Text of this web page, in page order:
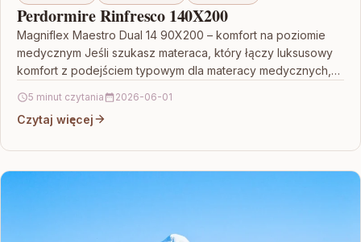
Perdormire Rinfresco 140X200
Magniflex Maestro Dual 14 90X200 – komfort na poziomie
medycznym Jeśli szukasz materaca, który łączy luksusowy
komfort z podejściem typowym dla materacy medycznych,
5 minut czytania 2026-06-01
Czytaj więcej